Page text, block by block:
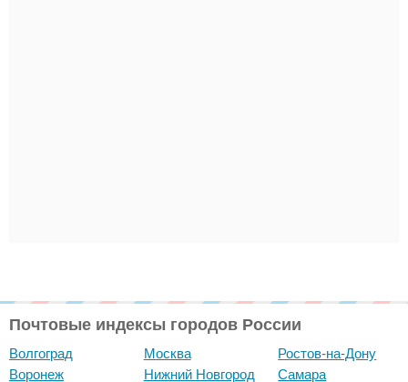
Почтовые индексы городов России
Волгоград
Воронеж
Москва
Нижний Новгород
Ростов-на-Дону
Самара